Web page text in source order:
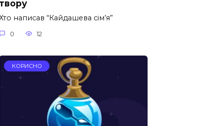
твору
написав “Кайдашева сім’я”
0 12
КОРИСНО